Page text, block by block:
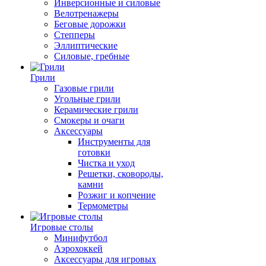
Инверсионные и силовые
Велотренажеры
Беговые дорожки
Степперы
Эллиптические
Силовые, гребные
Грили
Газовые грили
Угольные грили
Керамические грили
Смокеры и очаги
Аксессуары
Инструменты для
готовки
Чистка и уход
Решетки, сковороды,
камни
Розжиг и копчение
Термометры
Игровые столы
Минифутбол
Аэрохоккей
Аксессуары для игровых